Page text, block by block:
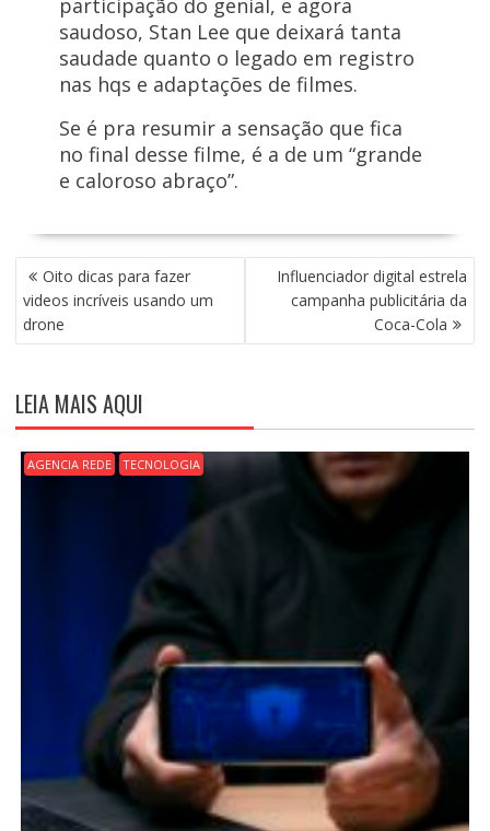
participação do genial, e agora
saudoso, Stan Lee que deixará tanta
saudade quanto o legado em registro
nas hqs e adaptações de filmes.
Se é pra resumir a sensação que fica
no final desse filme, é a de um “grande
e caloroso abraço”.
N
A
V
E
A
Ç
Ã
O
D
Oito dicas para fazer
videos incríveis usando um
drone
Influenciador digital estrela
campanha publicitária da
Coca-Cola
LEIA MAIS AQUI
AGENCIA REDE TECNOLOGIA